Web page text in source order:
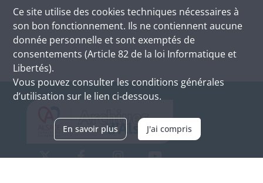
Ce site utilise des cookies techniques nécessaires à
son bon fonctionnement. Ils ne contiennent aucune
donnée personnelle et sont exemptés de
consentements (Article 82 de la loi Informatique et
Libertés).
Vous pouvez consulter les conditions générales
d’utilisation sur le lien ci-dessous.
En savoir plus J'ai compris